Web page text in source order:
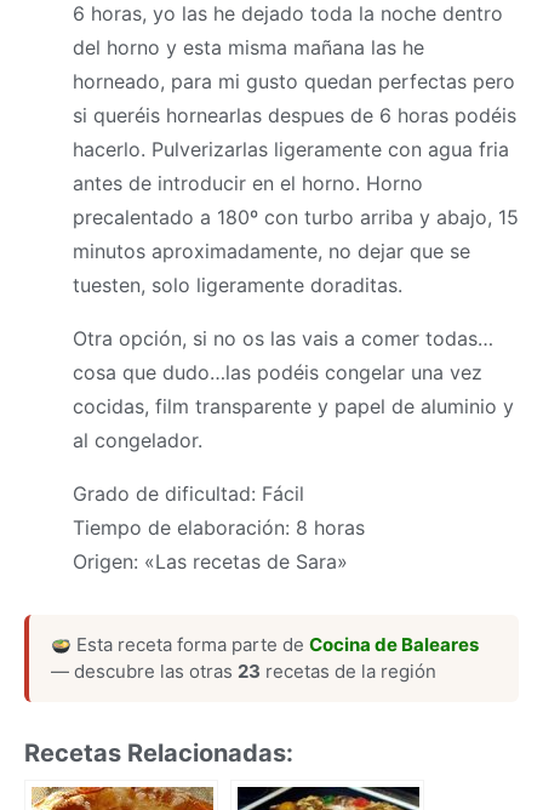
6 horas, yo las he dejado toda la noche dentro
del horno y esta misma mañana las he
horneado, para mi gusto quedan perfectas pero
si queréis hornearlas despues de 6 horas podéis
hacerlo. Pulverizarlas ligeramente con agua fria
antes de introducir en el horno. Horno
precalentado a 180º con turbo arriba y abajo, 15
minutos aproximadamente, no dejar que se
tuesten, solo ligeramente doraditas.
Otra opción, si no os las vais a comer todas…
cosa que dudo…las podéis congelar una vez
cocidas, film transparente y papel de aluminio y
al congelador.
Grado de dificultad: Fácil
Tiempo de elaboración: 8 horas
Origen: «Las recetas de Sara»
Esta receta forma parte deCocina de Baleares
— descubre las otras 23 recetas de la región
Recetas Relacionadas: